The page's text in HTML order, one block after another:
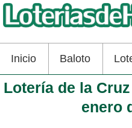
Inicio Baloto
Lotería de la
enero